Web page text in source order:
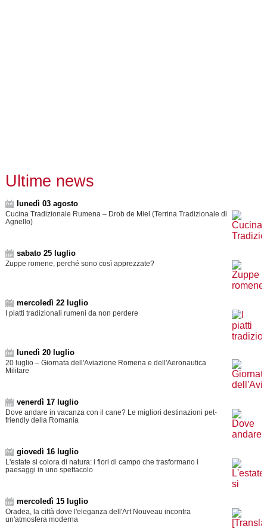
Ultime news
lunedì 03 agosto
Cucina Tradizionale Rumena – Drob de Miel (Terrina Tradizionale di
Agnello)
sabato 25 luglio
Zuppe romene, perché sono così apprezzate?
mercoledì 22 luglio
I piatti tradizionali rumeni da non perdere
lunedì 20 luglio
20 luglio – Giornata dell'Aviazione Romena e dell'Aeronautica
Militare
venerdì 17 luglio
Dove andare in vacanza con il cane? Le migliori destinazioni pet-
friendly della Romania
giovedì 16 luglio
L'estate si colora di natura: i fiori di campo che trasformano i
paesaggi in uno spettacolo
mercoledì 15 luglio
Oradea, la città dove l'eleganza dell'Art Nouveau incontra
un'atmosfera moderna